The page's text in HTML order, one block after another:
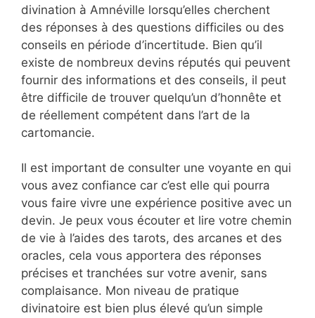
divination à Amnéville lorsqu’elles cherchent
des réponses à des questions difficiles ou des
conseils en période d’incertitude. Bien qu’il
existe de nombreux devins réputés qui peuvent
fournir des informations et des conseils, il peut
être difficile de trouver quelqu’un d’honnête et
de réellement compétent dans l’art de la
cartomancie.
Il est important de consulter une voyante en qui
vous avez confiance car c’est elle qui pourra
vous faire vivre une expérience positive avec un
devin. Je peux vous écouter et lire votre chemin
de vie à l’aides des tarots, des arcanes et des
oracles, cela vous apportera des réponses
précises et tranchées sur votre avenir, sans
complaisance. Mon niveau de pratique
divinatoire est bien plus élevé qu’un simple